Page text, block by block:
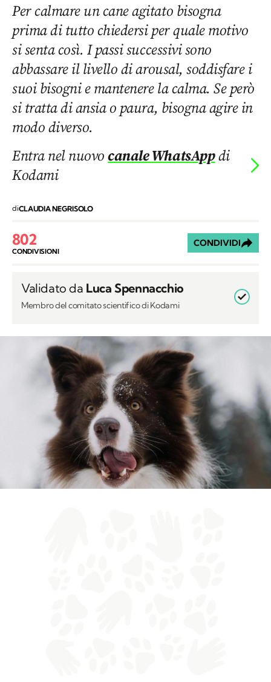
Per calmare un cane agitato bisogna
prima di tutto chiedersi per quale motivo
si senta così. I passi successivi sono
abbassare il livello di arousal, soddisfare i
suoi bisogni e mantenere la calma. Se però
si tratta di ansia o paura, bisogna agire in
modo diverso.
Entra nel nuovocanale WhatsAppdi
Kodami
diCLAUDIA NEGRISOLO
802
CONDIVISIONI
CONDIVIDI
Validato da Luca Spennacchio
Membro del comitato scientifico di Kodami